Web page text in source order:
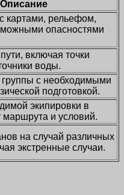
Описание
картами, рельефом,
опасностями
включая точки
воды.
с необходимыми
подготовкой.
экипировки в
маршрута и условий.
на случай различных
экстренные случаи.